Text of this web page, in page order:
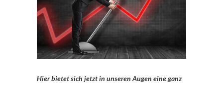
Hier bietet sich jetzt in unseren Augen eine ganz